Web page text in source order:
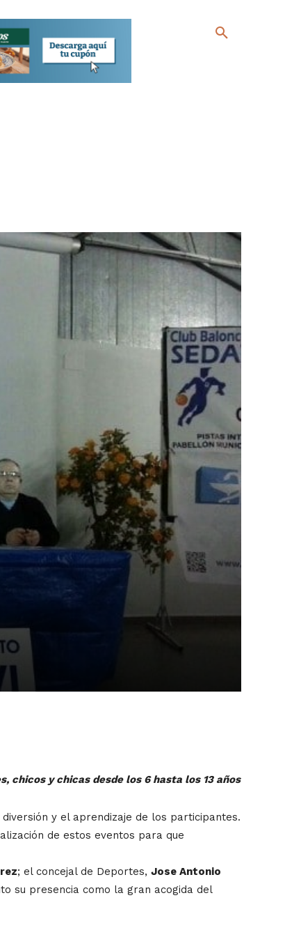
chicos y chicas desde los 6 hasta los 13 años
y el aprendizaje de los participantes.
de estos eventos para que
; el concejal de Deportes, Jose Antonio
su presencia como la gran acogida del